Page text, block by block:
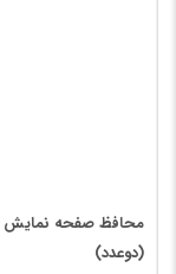
(دوعدد)